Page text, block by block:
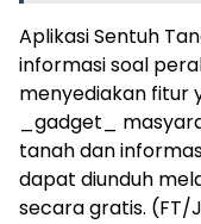
Aplikasi Sentuh
informasi soal
menyediakan fitur
_gadget_
tanah dan
dapat diunduh
secara gratis. (FT/